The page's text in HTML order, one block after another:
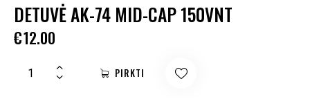
DETUVĖ AK-74 MID-CAP 150VNT
€12.00
PIRKTI